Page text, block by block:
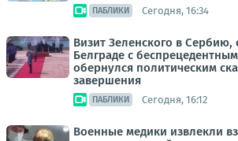
ПАБЛИКИ Сегодня, 16:34
Визит Зеленского в Сербию,
Белграде с
обернулся политическим
завершения
ПАБЛИКИ Сегодня, 16:12
Военные медики извлекли